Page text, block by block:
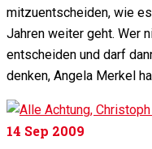
mitzuentscheiden, wie
Jahren weiter geht. Wer
entscheiden und darf
denken, Angela Merkel
14 Sep 2009